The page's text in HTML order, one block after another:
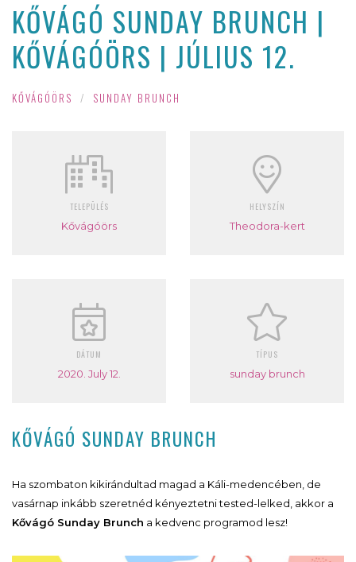
KŐVÁGÓ SUNDAY BRUNCH |
KŐVÁGÓÖRS | JÚLIUS 12.
KŐVÁGÓÖRS / SUNDAY BRUNCH
TELEPÜLÉS
Kővágóörs
HELYSZÍN
Theodora-kert
DÁTUM
2020. July 12.
TÍPUS
sunday brunch
KŐVÁGÓ SUNDAY BRUNCH
Ha szombaton kikirándultad magad a Káli-medencében, de
vasárnap inkább szeretnéd kényeztetni tested-lelked, akkor a
Kővágó Sunday Brunch a kedvenc programod lesz!